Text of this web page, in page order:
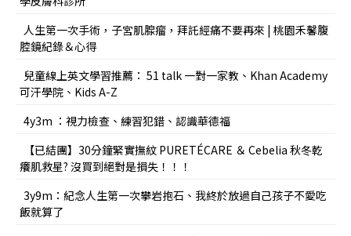
人生第一次手術，子宮肌腺瘤，拜託經痛不要再來 | 桃園禾馨腹
腔鏡紀錄＆心得
兒童線上英文學習推薦： 51 talk 一對一家教、Khan Academy
可汗學院、Kids A-Z
4y3m ：視力檢查、練習犯錯、認識華德福
【已結團】30分鐘緊實撫紋 PURETÉCARE ＆ Cebelia 秋冬乾
癢肌救星? 沒買到絕對是損失！！！
3y9m：紀念人生第一次攀岩抱石、我終於放過自己孩子不愛吃
飯就算了